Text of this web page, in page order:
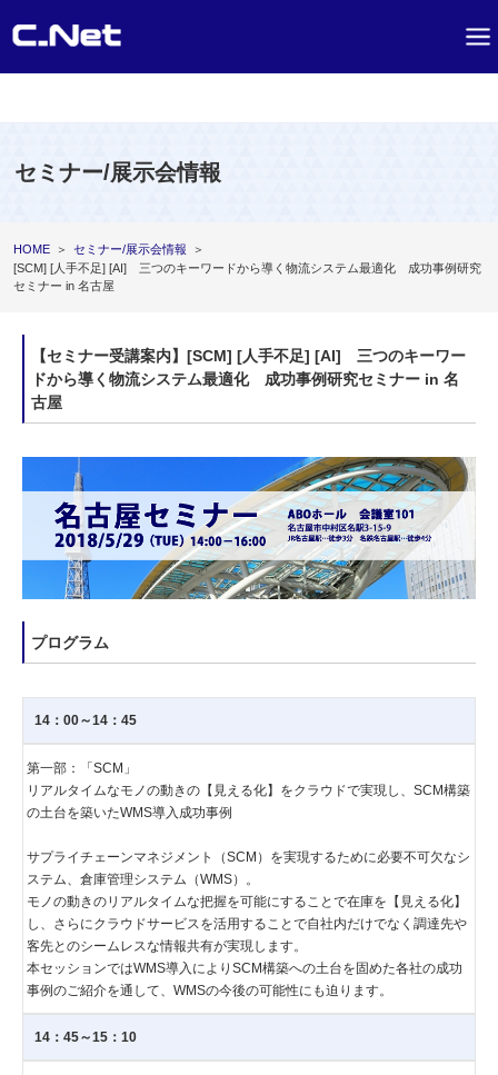
セミナー/展示会情報
HOME ＞ セミナー/展示会情報
＞
[SCM] [人手不足] [AI] 三つのキーワードから導く物流システム最適化 成功事例研究
セミナー in 名古屋
【セミナー受講案内】[SCM] [人手不足] [AI] 三つのキーワー
ドから導く物流システム最適化 成功事例研究セミナー in 名
古屋
プログラム
14：00～14：45
第一部：「SCM」
リアルタイムなモノの動きの【見える化】をクラウドで実現し、SCM構築
の土台を築いたWMS導入成功事例
サプライチェーンマネジメント（SCM）を実現するために必要不可欠なシ
ステム、倉庫管理システム（WMS）。
モノの動きのリアルタイムな把握を可能にすることで在庫を【見える化】
し、さらにクラウドサービスを活用することで自社内だけでなく調達先や
客先とのシームレスな情報共有が実現します。
本セッションではWMS導入によりSCM構築への土台を固めた各社の成功
事例のご紹介を通して、WMSの今後の可能性にも迫ります。
14：45～15：10